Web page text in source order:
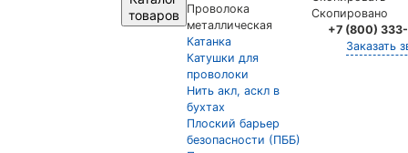
товаров
Проволока
металлическая
Катанка
Катушки для
проволоки
Нить акл, аскл в
бухтах
Плоский барьер
безопасности (ПББ)
Скопировано
+7 (800)
Заказать